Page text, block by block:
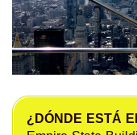
¿DÓNDE ESTÁ